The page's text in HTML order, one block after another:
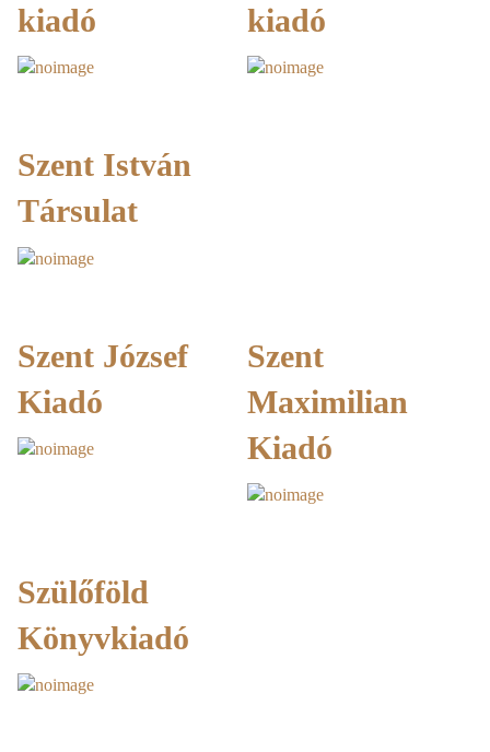
kiadó
kiadó
Szent István
Társulat
Szent József
Kiadó
Szent
Maximilian
Kiadó
Szülőföld
Könyvkiadó